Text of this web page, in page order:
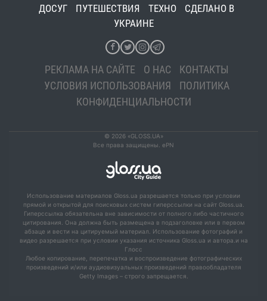
ДОСУГ
ПУТЕШЕСТВИЯ ТЕХНО
СДЕЛАНО В
УКРАИНЕ
РЕКЛАМА НА САЙТЕ О НАС
КОНТАКТЫ
УСЛОВИЯ ИСПОЛЬЗОВАНИЯ
ПОЛИТИКА
КОНФИДЕНЦИАЛЬНОСТИ
© 2026 «GLOSS.UA»
Все права защищены. ePN
Использование материалов Gloss.ua разрешается только при условии
прямой и открытой для поисковых систем гиперссылки на сайт Gloss.ua.
Гиперссылка обязательна вне зависимости от полного либо частичного
цитирования. Она должна быть размещена в подзаголовке или в первом
абзаце и вести на цитируемый материал. Использование фотографий и
видео разрешается при условии указания источника Gloss.ua и автора.и на
Глосс
Любое копирование, перепечатка и воспроизведение фотографических
произведений и/или аудиовизуальных произведений правообладателя
Getty Images – строго запрещается.